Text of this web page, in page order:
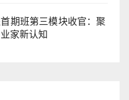
期班第三模块收官：聚
家新认知